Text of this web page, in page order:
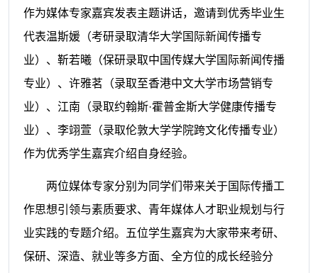
作为媒体专家嘉宾发表主题讲话，邀请到优秀毕业生
代表温斯媛（考研录取清华大学国际新闻传播专
业）、靳若曦（保研录取中国传媒大学国际新闻传播
专业）、许雅茗（录取至香港中文大学市场营销专
业）、江南（录取约翰斯·霍普金斯大学健康传播专
业）、李翊萱（录取伦敦大学学院跨文化传播专业）
作为优秀学生嘉宾介绍自身经验。
两位媒体专家分别为同学们带来关于国际传播工
作思想引领与素质要求、青年媒体人才职业规划与行
业实践的专题介绍。五位学生嘉宾为大家带来考研、
保研、深造、就业等多方面、全方位的成长经验分